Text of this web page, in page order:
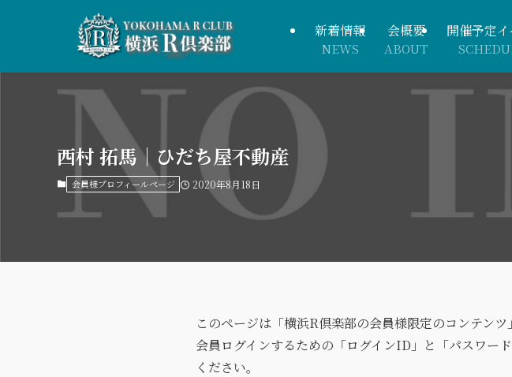
新着情報
NEWS
会概要
ABOUT
開催予定
西村 拓馬｜ひだち屋不動産
会員様プロフィールページ 2020年8月18日
このページは「横浜R倶楽部の会員様限定のコンテン
会員ログインするための「ログインID」と「パスワード
ください。